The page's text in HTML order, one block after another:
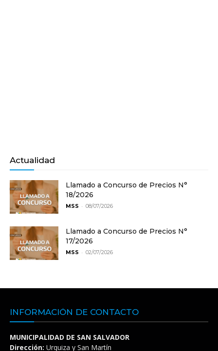
Actualidad
Llamado a Concurso de Precios N°
18/2026
MSS - 08/07/2026
Llamado a Concurso de Precios N°
17/2026
MSS - 02/07/2026
INFORMACIÓN DE CONTACTO
MUNICIPALIDAD DE SAN SALVADOR
Dirección: Urquiza y San Martín